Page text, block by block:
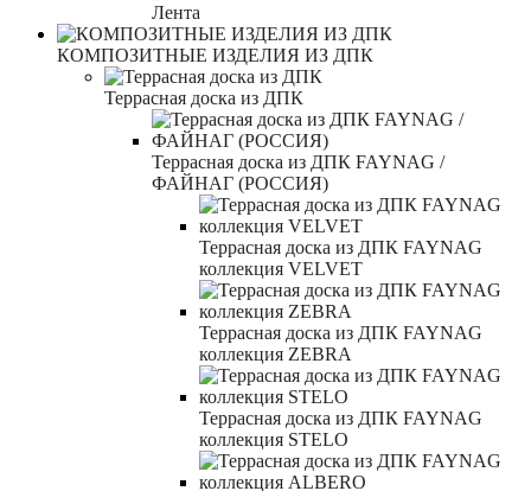
Лента
КОМПОЗИТНЫЕ ИЗДЕЛИЯ ИЗ ДПК
Террасная доска из ДПК
Террасная доска из ДПК FAYNAG /
ФАЙНАГ (РОССИЯ)
Террасная доска из ДПК FAYNAG
коллекция VELVET
Террасная доска из ДПК FAYNAG
коллекция ZEBRA
Террасная доска из ДПК FAYNAG
коллекция STELO